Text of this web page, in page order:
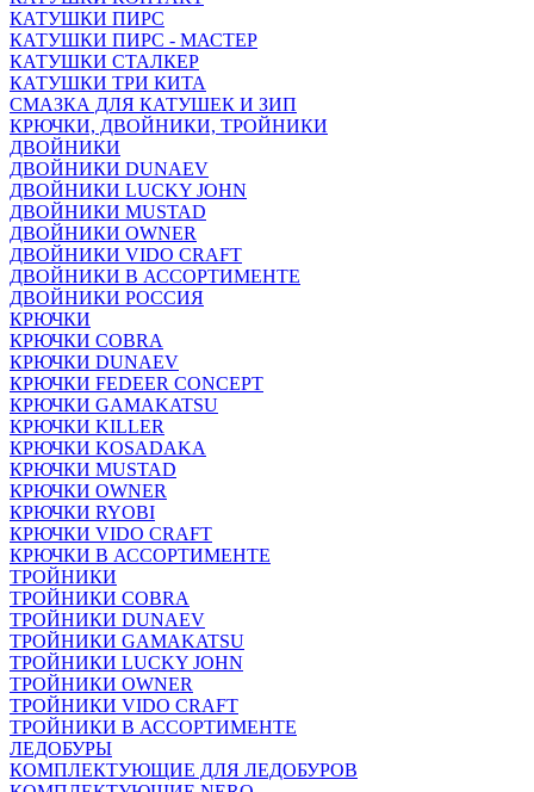
КАТУШКИ ПИРС
КАТУШКИ ПИРС - МАСТЕР
КАТУШКИ СТАЛКЕР
КАТУШКИ ТРИ КИТА
СМАЗКА ДЛЯ КАТУШЕК И ЗИП
КРЮЧКИ, ДВОЙНИКИ, ТРОЙНИКИ
ДВОЙНИКИ
ДВОЙНИКИ DUNAEV
ДВОЙНИКИ LUCKY JOHN
ДВОЙНИКИ MUSTAD
ДВОЙНИКИ OWNER
ДВОЙНИКИ VIDO CRAFT
ДВОЙНИКИ В АССОРТИМЕНТЕ
ДВОЙНИКИ РОССИЯ
КРЮЧКИ
КРЮЧКИ COBRA
КРЮЧКИ DUNAEV
КРЮЧКИ FEDEER CONCEPT
КРЮЧКИ GAMAKATSU
КРЮЧКИ KILLER
КРЮЧКИ KOSADAKA
КРЮЧКИ MUSTAD
КРЮЧКИ OWNER
КРЮЧКИ RYOBI
КРЮЧКИ VIDO CRAFT
КРЮЧКИ В АССОРТИМЕНТЕ
ТРОЙНИКИ
ТРОЙНИКИ COBRA
ТРОЙНИКИ DUNAEV
ТРОЙНИКИ GAMAKATSU
ТРОЙНИКИ LUCKY JOHN
ТРОЙНИКИ OWNER
ТРОЙНИКИ VIDO CRAFT
ТРОЙНИКИ В АССОРТИМЕНТЕ
ЛЕДОБУРЫ
КОМПЛЕКТУЮЩИЕ ДЛЯ ЛЕДОБУРОВ